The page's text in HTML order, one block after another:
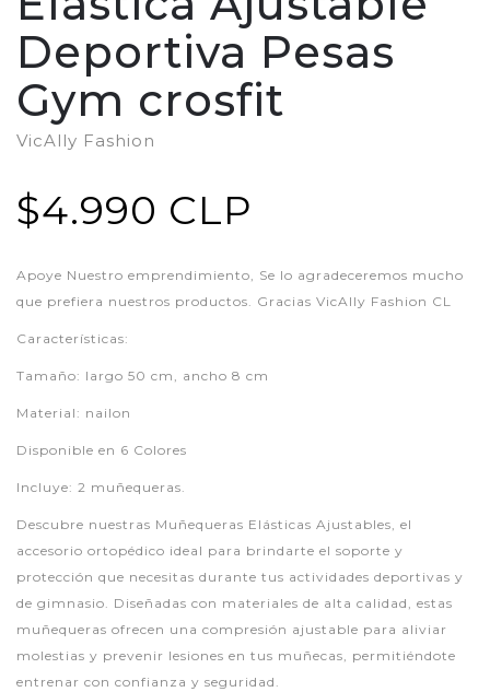
Deportiva Pesas
Gym crosfit
VicAlly Fashion
$4.990 CLP
Apoye Nuestro emprendimiento, Se lo agradeceremos mucho
que prefiera nuestros productos. Gracias VicAlly Fashion CL
Características:
Tamaño: largo 50 cm, ancho 8 cm
Material: nailon
Disponible en 6 Colores
Incluye: 2 muñequeras.
Descubre nuestras Muñequeras Elásticas Ajustables, el
accesorio ortopédico ideal para brindarte el soporte y
protección que necesitas durante tus actividades deportivas y
de gimnasio. Diseñadas con materiales de alta calidad, estas
muñequeras ofrecen una compresión ajustable para aliviar
molestias y prevenir lesiones en tus muñecas, permitiéndote
entrenar con confianza y seguridad.